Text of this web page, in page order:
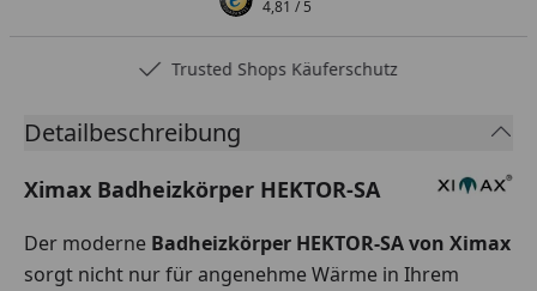
4,81/ 5
Trusted Shops Käuferschutz
Detailbeschreibung
Ximax Badheizkörper HEKTOR-SA
Der moderne Badheizkörper HEKTOR-SA von Ximax
sorgt nicht nur für angenehme Wärme in Ihrem